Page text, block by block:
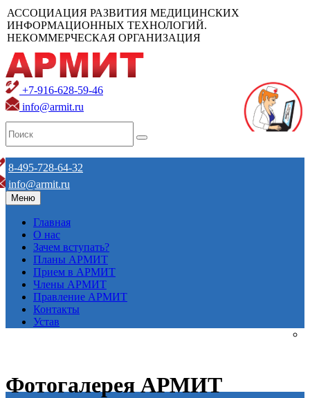
АССОЦИАЦИЯ РАЗВИТИЯ МЕДИЦИНСКИХ
ИНФОРМАЦИОННЫХ ТЕХНОЛОГИЙ.
НЕКОММЕРЧЕСКАЯ ОРГАНИЗАЦИЯ
+7-916-628-59-46
info@armit.ru
8-495-728-64-32
info@armit.ru
Меню
Главная
О нас
Зачем вступать?
Планы АРМИТ
Прием в АРМИТ
Члены АРМИТ
Правление АРМИТ
Контакты
Устав
Фотогалерея АРМИТ